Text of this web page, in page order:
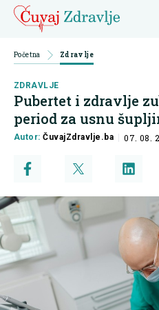
Početna Zdravlje
ZDRAVLJE
Pubertet i zdravlje
period za usnu
Autor:ČuvajZdravlje.ba 07. 08.